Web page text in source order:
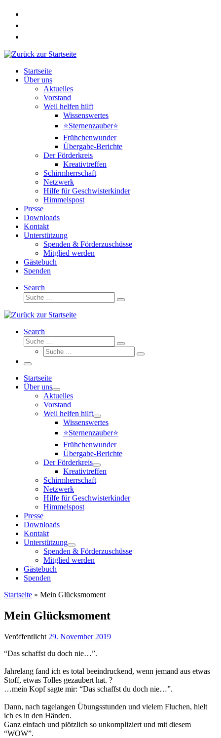
Zum
springen
Startseite
Über uns
Aktuelles
Vorstand
Weil helfen hilft
Wissenswertes
⭐Sternenzauber⭐
Frühchenwunder
Übergabe-Berichte
Der Förderkreis
Kreativtreffen
Schirmherrschaft
Netzwerk
Hilfe für Geschwisterkinder
Himmelspost
Presse
Downloads
Kontakt
Unterstützung
Spenden & Förderzuschüsse
Mitglied werden
Gästebuch
Spenden
Search
Suche
Suche
Search
Suche
Suche
Suche
Suche
Menü
Startseite
Über uns
Aktuelles
Vorstand
Weil helfen hilft
Wissenswertes
⭐Sternenzauber⭐
Frühchenwunder
Übergabe-Berichte
Der Förderkreis
Kreativtreffen
Schirmherrschaft
Netzwerk
Hilfe für Geschwisterkinder
Himmelspost
Presse
Downloads
Kontakt
Unterstützung
Spenden & Förderzuschüsse
Mitglied werden
Gästebuch
Spenden
Startseite » Mein Glücksmoment
Mein Glücksmoment
Veröffentlicht 29. November 2019
“Das schaffst du doch nie…”.
Jahrelang fand ich es total beeindruckend, wenn jemand aus etwas
Stoff, etwas Tolles gezaubert hat. ?
…mein Kopf sagte mir: “Das schaffst du doch nie…”.
Dann, nach tagelangen Übungsstunden und vielem Fluchen, hielt
ich es in den Händen.
Ganz einfach und plötzlich so unkompliziert und mit diesem
“WOW”.